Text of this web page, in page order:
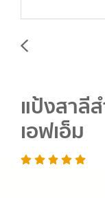
แป้งสาลี
เอฟเอ็ม